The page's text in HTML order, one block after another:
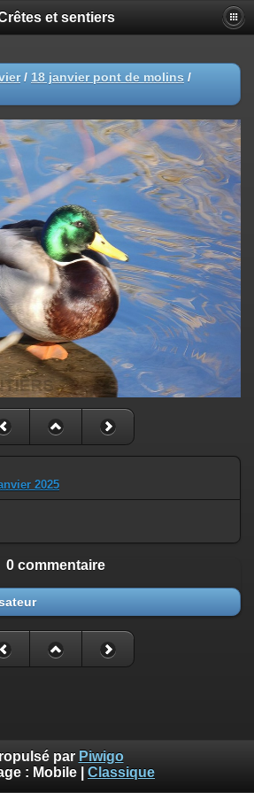
et sentiers
/ 18 janvier pont de molins /
2025
0 commentaire
par Piwigo
: Mobile Classique